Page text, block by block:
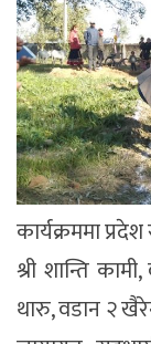
कार्यक्रममा
श्री शान्ति
थारु, वडान २